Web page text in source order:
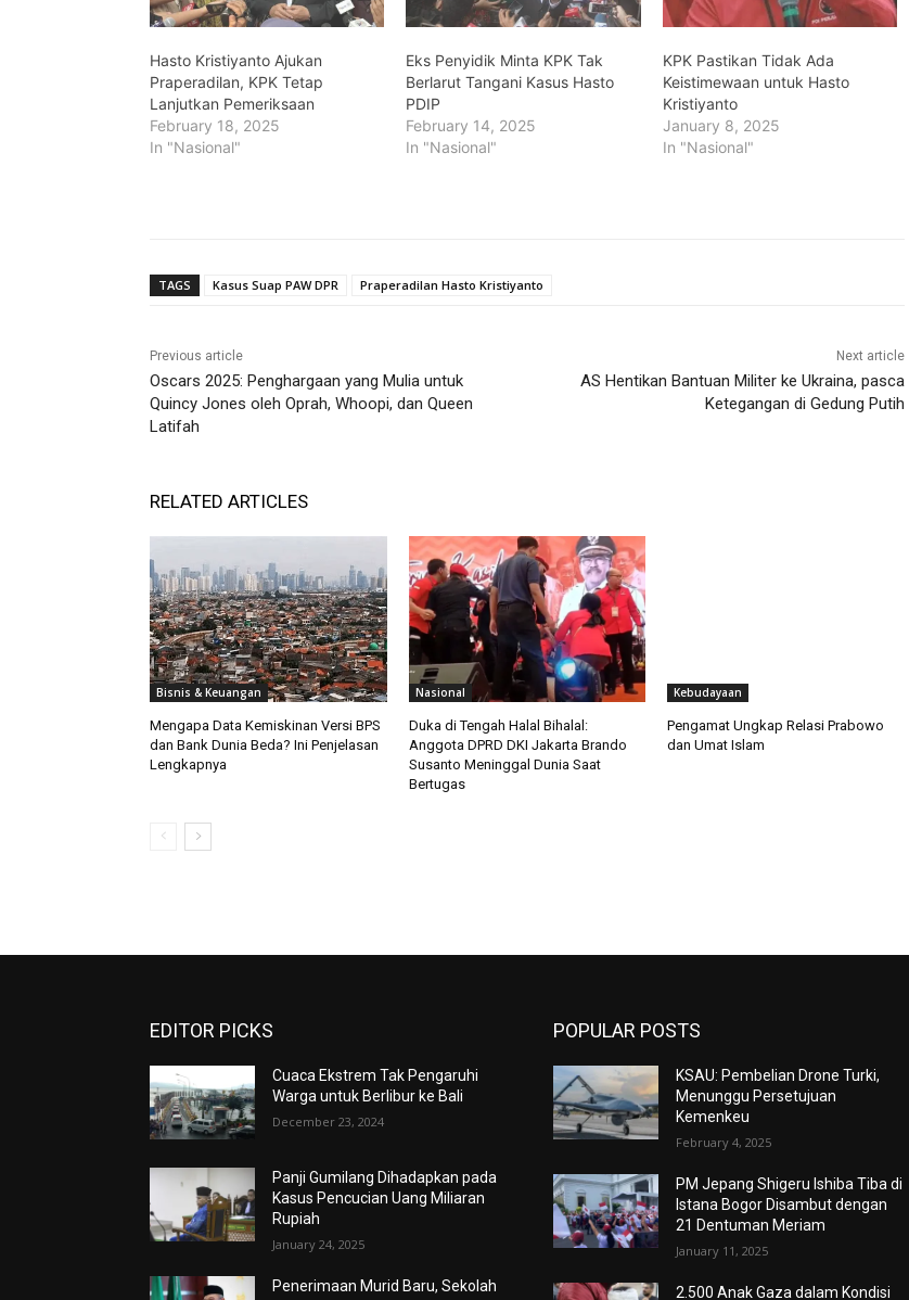
Hasto Kristiyanto Ajukan
Praperadilan, KPK Tetap
Lanjutkan Pemeriksaan
February 18, 2025
In "Nasional"
Eks Penyidik Minta KPK Tak
Berlarut Tangani Kasus Hasto
PDIP
February 14, 2025
In "Nasional"
KPK Pastikan Tidak Ada
Keistimewaan untuk Hasto
Kristiyanto
January 8, 2025
In "Nasional"
TAGS Kasus Suap PAW DPR Praperadilan Hasto Kristiyanto
Previous article
Oscars 2025: Penghargaan yang Mulia untuk
Quincy Jones oleh Oprah, Whoopi, dan Queen
Latifah
Next article
AS Hentikan Bantuan Militer ke Ukraina, pasca
Ketegangan di Gedung Putih
RELATED ARTICLES
Bisnis & Keuangan
Mengapa Data Kemiskinan Versi BPS
dan Bank Dunia Beda? Ini Penjelasan
Lengkapnya
Nasional
Duka di Tengah Halal Bihalal:
Anggota DPRD DKI Jakarta Brando
Susanto Meninggal Dunia Saat
Bertugas
Kebudayaan
Pengamat Ungkap Relasi Prabowo
dan Umat Islam
EDITOR PICKS
Cuaca Ekstrem Tak Pengaruhi
Warga untuk Berlibur ke Bali
December 23, 2024
Panji Gumilang Dihadapkan pada
Kasus Pencucian Uang Miliaran
Rupiah
January 24, 2025
Penerimaan Murid Baru, Sekolah
POPULAR POSTS
KSAU: Pembelian Drone Turki,
Menunggu Persetujuan
Kemenkeu
February 4, 2025
PM Jepang Shigeru Ishiba Tiba di
Istana Bogor Disambut dengan
21 Dentuman Meriam
January 11, 2025
2.500 Anak Gaza dalam Kondisi